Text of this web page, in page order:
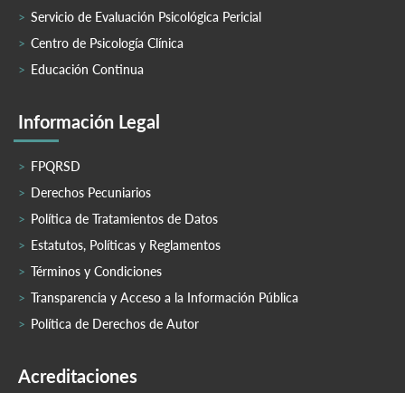
Servicio de Evaluación Psicológica Pericial
Centro de Psicología Clínica
Educación Continua
Información Legal
FPQRSD
Derechos Pecuniarios
Política de Tratamientos de Datos
Estatutos, Políticas y Reglamentos
Términos y Condiciones
Transparencia y Acceso a la Información Pública
Política de Derechos de Autor
Acreditaciones